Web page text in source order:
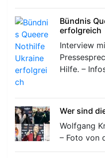
Bündnis
erfolgreich
Interview
Hilfe. –
Wer sind
Wolfgang
– Foto von